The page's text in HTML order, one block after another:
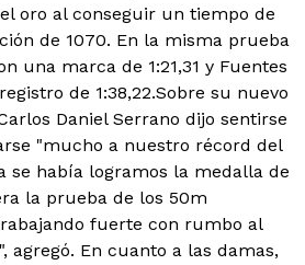
oro al conseguir un tiempo de
de 1070. En la misma prueba
una marca de 1:21,31 y Fuentes
de 1:38,22.Sobre su nuevo
Daniel Serrano dijo sentirse
"mucho a nuestro récord del
se había logramos la medalla de
la prueba de los 50m
fuerte con rumbo al
agregó. En cuanto a las damas,